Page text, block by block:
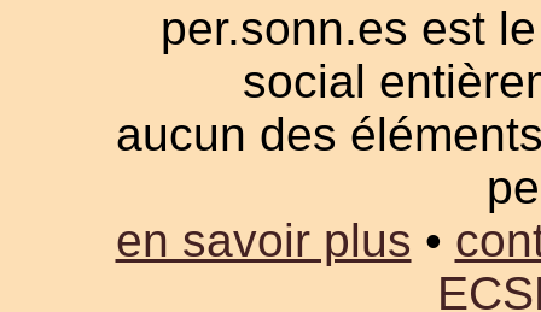
per.sonn.es est
social
aucun des
en savoir plus •